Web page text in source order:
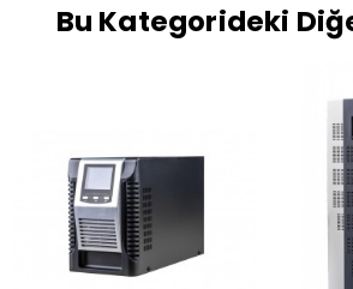
Bu Kategorideki